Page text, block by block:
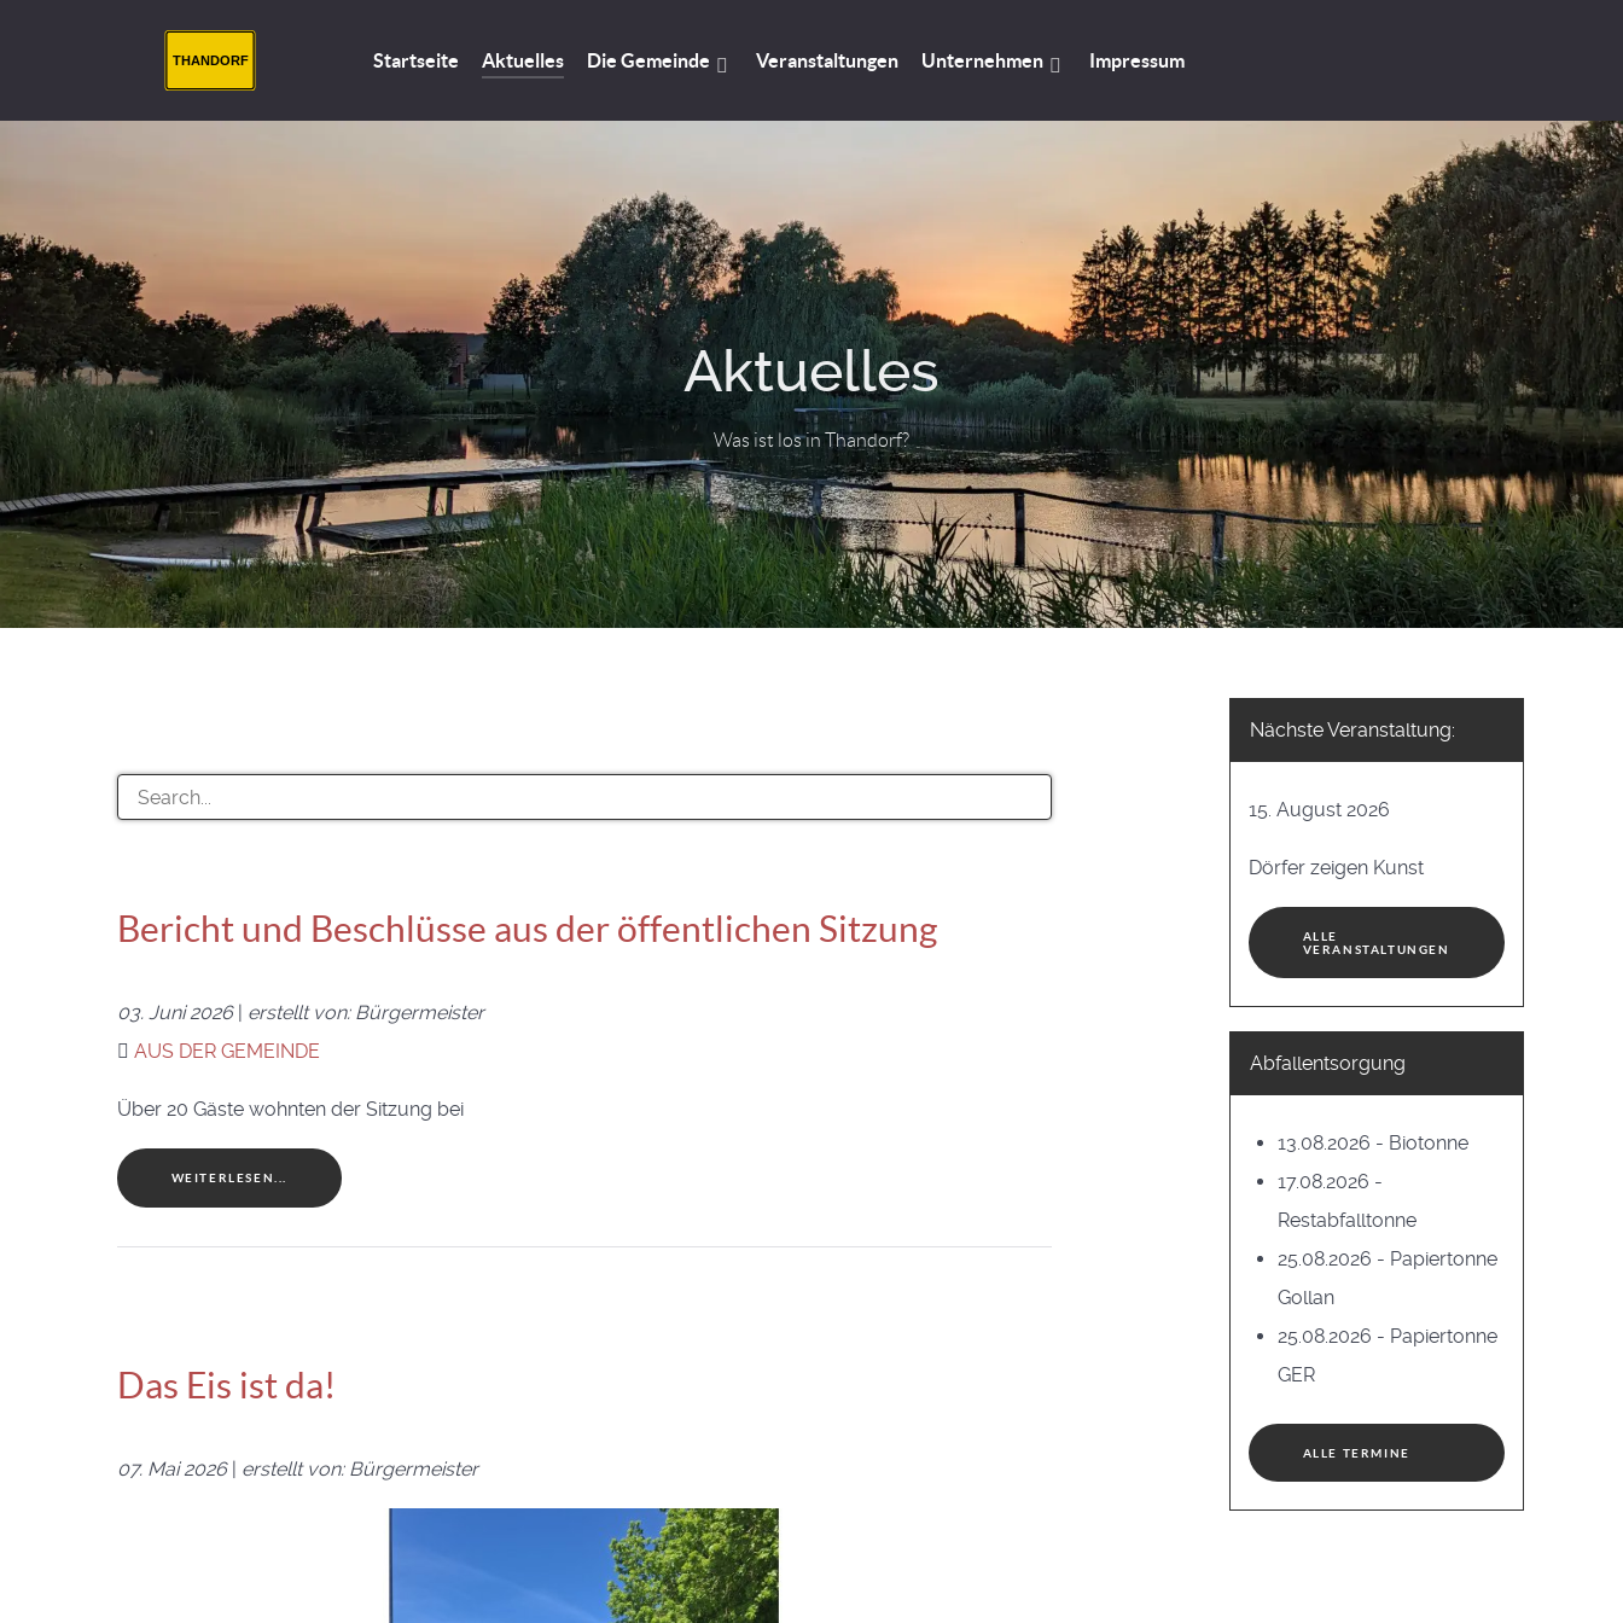
THANDORF Startseite Aktuelles Die Gemeinde Veranstaltungen Unternehmen Impressum
Aktuelles
Was ist los in Thandorf?
Bericht und Beschlüsse aus der öffentlichen Sitzung
03. Juni 2026
erstellt von: Bürgermeister
AUS DER GEMEINDE
Über 20 Gäste wohnten der Sitzung bei
WEITERLESEN...
Das Eis ist da!
07. Mai 2026 | erstellt von: Bürgermeister
Nächste Veranstaltung:
15. August 2026
Dörfer zeigen Kunst
ALLE
VERANSTALTUNGEN
Abfallentsorgung
13.08.2026 - Biotonne
17.08.2026 -
Restabfalltonne
25.08.2026 - Papiertonne
Gollan
25.08.2026 - Papiertonne
GER
ALLE TERMINE